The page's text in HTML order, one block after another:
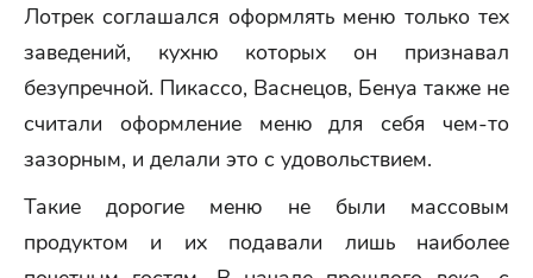
Лотрек соглашался оформлять меню только тех
заведений, кухню которых он признавал
безупречной. Пикассо, Васнецов, Бенуа также не
считали оформление меню для себя чем-то
зазорным, и делали это с удовольствием.
Такие дорогие меню не были массовым
продуктом и их подавали лишь наиболее